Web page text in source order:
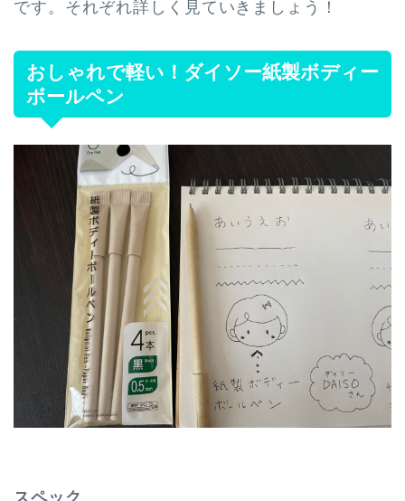
です。それぞれ詳しく見ていきましょう！
おしゃれで軽い！ダイソー紙製ボディー
ボールペン